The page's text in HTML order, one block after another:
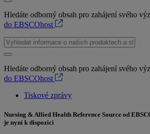
Hledáte odborný obsah pro zahájení svého
do EBSCOhost
Hledáte odborný obsah pro zahájení svého
do EBSCOhost
Tiskové zprávy
Nursing & Allied Health Reference Source od
je nyní k dispozici